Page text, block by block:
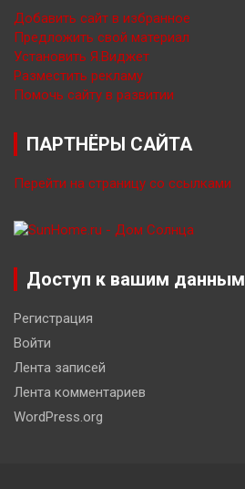
Добавить сайт в избранное
Предложить свой материал
Установить Я.Виджет
Разместить рекламу
Помочь сайту в развитии
ПАРТНЁРЫ САЙТА
Перейти на страницу со ссылками
Доступ к вашим данным
Регистрация
Войти
Лента записей
Лента комментариев
WordPress.org